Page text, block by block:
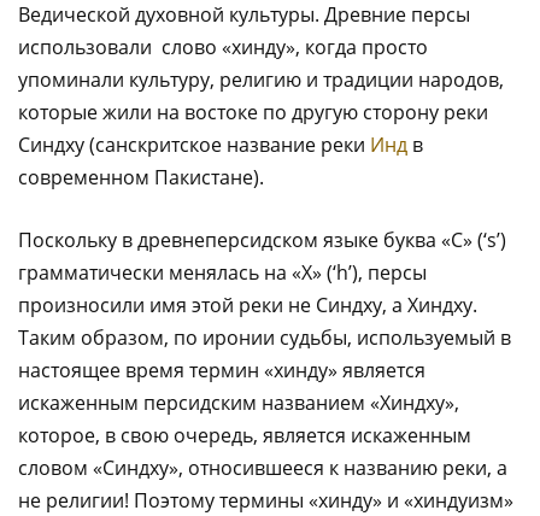
Ведической духовной культуры. Древние персы
использовали слово «хинду», когда просто
упоминали культуру, религию и традиции народов,
которые жили на востоке по другую сторону реки
Синдху (санскритское название реки Инд в
современном Пакистане).
Поскольку в древнеперсидском языке буква «С» (‘s’)
грамматически менялась на «Х» (‘h’), персы
произносили имя этой реки не Синдху, а Хиндху.
Таким образом, по иронии судьбы, используемый в
настоящее время термин «хинду» является
искаженным персидским названием «Хиндху»,
которое, в свою очередь, является искаженным
словом «Синдху», относившееся к названию реки, а
не религии! Поэтому термины «хинду» и «хиндуизм»